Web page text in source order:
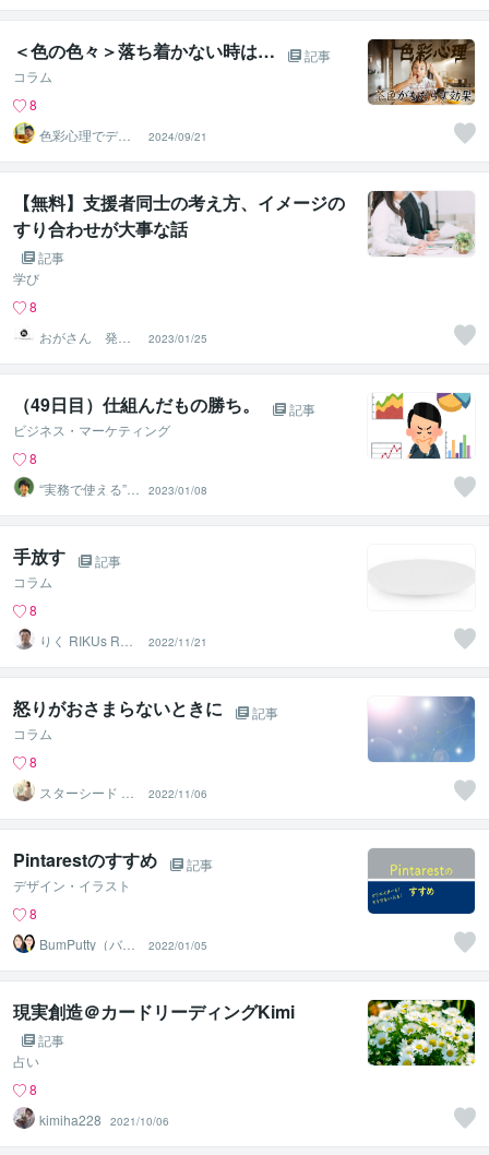
＜色の色々＞落ち着かない時は…
記事
コラム
8
色彩心理でデザ
インを彩る Lux
2024/09/21
【無料】支援者同士の考え方、イメージの
すり合わせが大事な話
記事
学び
8
おがさん 発達
支援の役立つ知
識・実践
2023/01/25
（49日目）仕組んだもの勝ち。
記事
ビジネス・マーケティング
8
“実務で使える”改
善パートナー／
かめきち
2023/01/08
手放す
記事
コラム
8
りく RIKUs ROO
M
2022/11/21
怒りがおさまらないときに
記事
コラム
8
スターシード あ
いな
2022/11/06
Pintarestのすすめ
記事
デザイン・イラスト
8
BumPutty（バン
2022/01/05
現実創造＠カードリーディングKimi
記事
占い
8
kimiha228
2021/10/06